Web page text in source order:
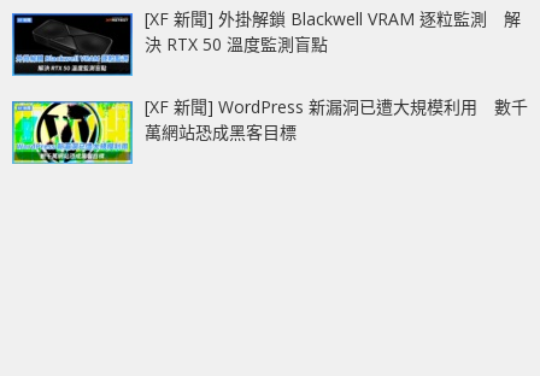
[XF 新聞] 外掛解鎖 Blackwell VRAM 逐粒監測 解
決 RTX 50 溫度監測盲點
[XF 新聞] WordPress 新漏洞已遭大規模利用 數千
萬網站恐成黑客目標